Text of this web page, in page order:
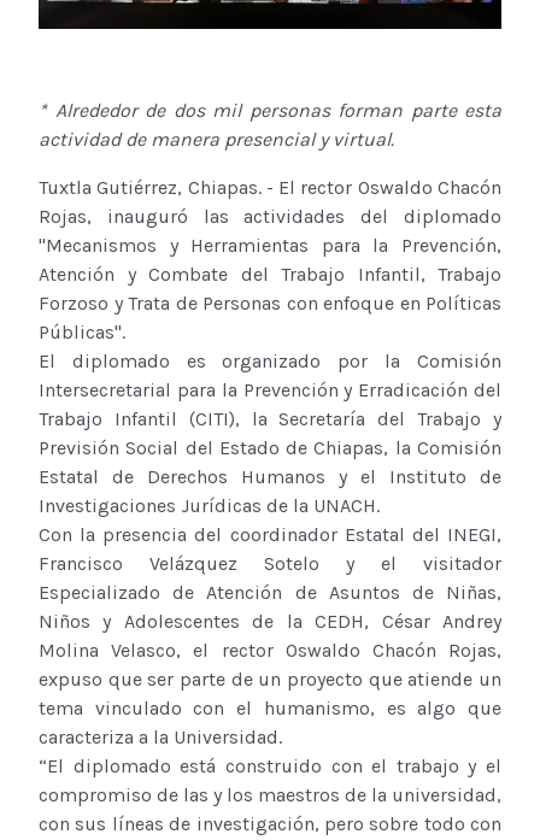
* Alrededor de dos mil personas forman parte esta
actividad de manera presencial y virtual.
Tuxtla Gutiérrez, Chiapas. - El rector Oswaldo Chacón
Rojas, inauguró las actividades del diplomado
"Mecanismos y Herramientas para la Prevención,
Atención y Combate del Trabajo Infantil, Trabajo
Forzoso y Trata de Personas con enfoque en Políticas
Públicas".
El diplomado es organizado por la Comisión
Intersecretarial para la Prevención y Erradicación del
Trabajo Infantil (CITI), la Secretaría del Trabajo y
Previsión Social del Estado de Chiapas, la Comisión
Estatal de Derechos Humanos y el Instituto de
Investigaciones Jurídicas de la UNACH.
Con la presencia del coordinador Estatal del INEGI,
Francisco Velázquez Sotelo y el visitador
Especializado de Atención de Asuntos de Niñas,
Niños y Adolescentes de la CEDH, César Andrey
Molina Velasco, el rector Oswaldo Chacón Rojas,
expuso que ser parte de un proyecto que atiende un
tema vinculado con el humanismo, es algo que
caracteriza a la Universidad.
“El diplomado está construido con el trabajo y el
compromiso de las y los maestros de la universidad,
con sus líneas de investigación, pero sobre todo con